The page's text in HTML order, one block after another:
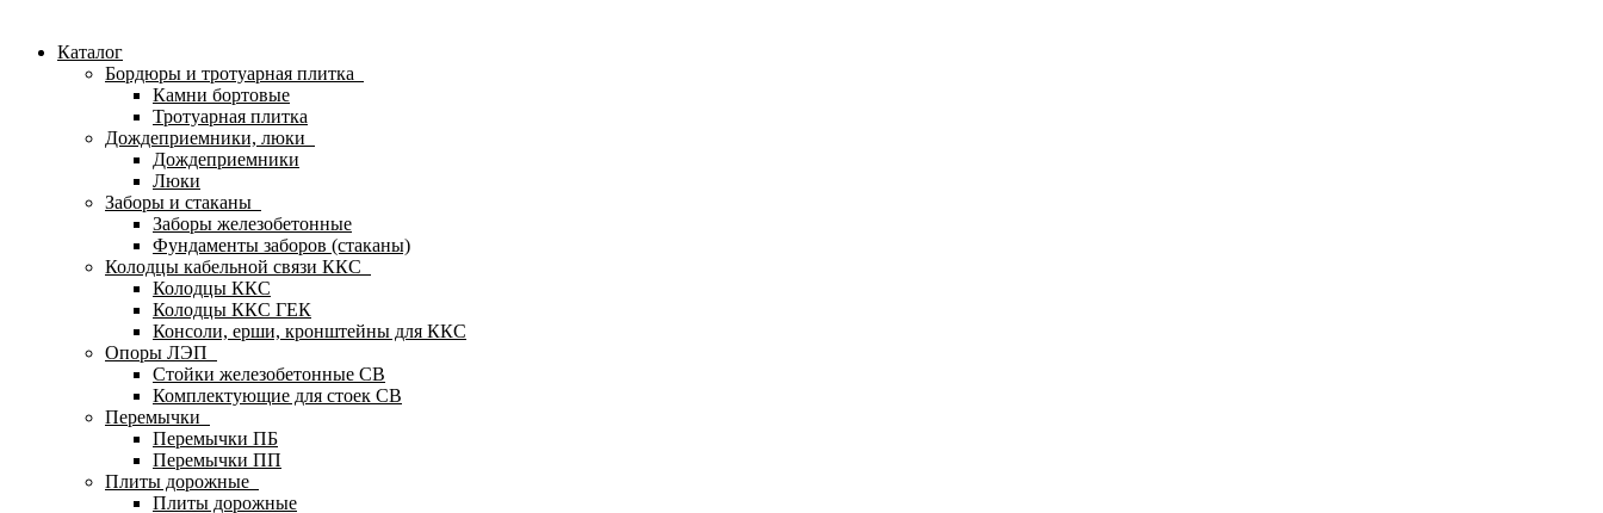
Каталог
Бордюры и тротуарная плитка
Камни бортовые
Тротуарная плитка
Дождеприемники, люки
Дождеприемники
Люки
Заборы и стаканы
Заборы железобетонные
Фундаменты заборов (стаканы)
Колодцы кабельной связи ККС
Колодцы ККС
Колодцы ККС ГЕК
Консоли, ерши, кронштейны для ККС
Опоры ЛЭП
Стойки железобетонные СВ
Комплектующие для стоек СВ
Перемычки
Перемычки ПБ
Перемычки ПП
Плиты дорожные
Плиты дорожные